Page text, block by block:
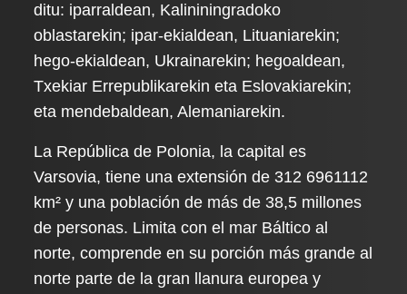
ditu: iparraldean, Kalininingradoko
oblastarekin; ipar-ekialdean, Lituaniarekin;
hego-ekialdean, Ukrainarekin; hegoaldean,
Txekiar Errepublikarekin eta Eslovakiarekin;
eta mendebaldean, Alemaniarekin.
La República de Polonia, la capital es
Varsovia, tiene una extensión de 312 69611​12​
km² y una población de más de 38,5 millones
de personas. Limita con el mar Báltico al
norte, comprende en su porción más grande al
norte parte de la gran llanura europea y